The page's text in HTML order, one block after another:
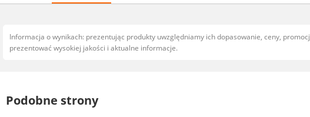
Informacja o wynikach: prezentując produkty uwzględniamy ich dopasowanie, ceny,
prezentować wysokiej jakości i aktualne informacje.
Podobne strony